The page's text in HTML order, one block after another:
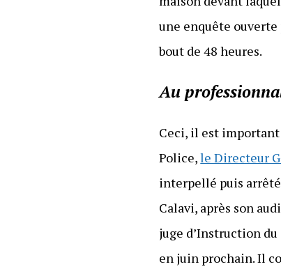
une enquête ouverte
bout de 48 heures.
Au
Ceci, il est important
Police,le Directeur
interpellé puis arrêté
Calavi, après son
juge d’Instruction du
en juin prochain. Il